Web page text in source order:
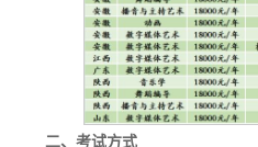
二、考试方式